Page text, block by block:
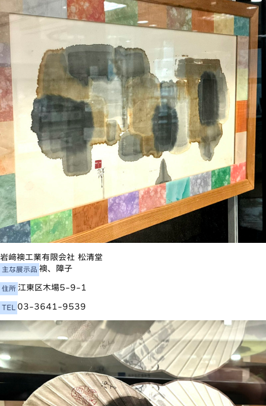
岩﨑襖工業有限会社 松清堂
主な展示品 襖、障子
住所 江東区木場5-9-1
TEL 03-3641-9539